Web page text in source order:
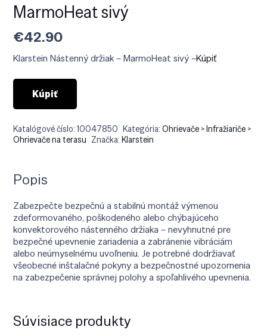
MarmoHeat sivý
€42.90
Klarstein Nástenný držiak – MarmoHeat sivý –Kúpiť
Kúpiť
Katalógové číslo:10047850 Kategória:Ohrievače > Infražiariče >
Ohrievače na terasu Značka:Klarstein
Popis
Zabezpečte bezpečnú a stabilnú montáž výmenou
zdeformovaného, poškodeného alebo chýbajúceho
konvektorového nástenného držiaka – nevyhnutné pre
bezpečné upevnenie zariadenia a zabránenie vibráciám
alebo neúmyselnému uvoľneniu. Je potrebné dodržiavať
všeobecné inštalačné pokyny a bezpečnostné upozornenia
na zabezpečenie správnej polohy a spoľahlivého upevnenia.
Súvisiace produkty